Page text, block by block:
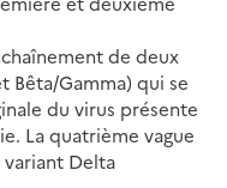
de deux
Bêta/Gamma) qui se
du virus présente
La quatrième vague
Delta